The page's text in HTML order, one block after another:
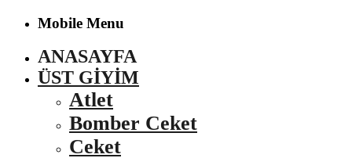
Mobile Menu
ANASAYFA
ÜST GIYIM
Atlet
Bomber Ceket
Ceket